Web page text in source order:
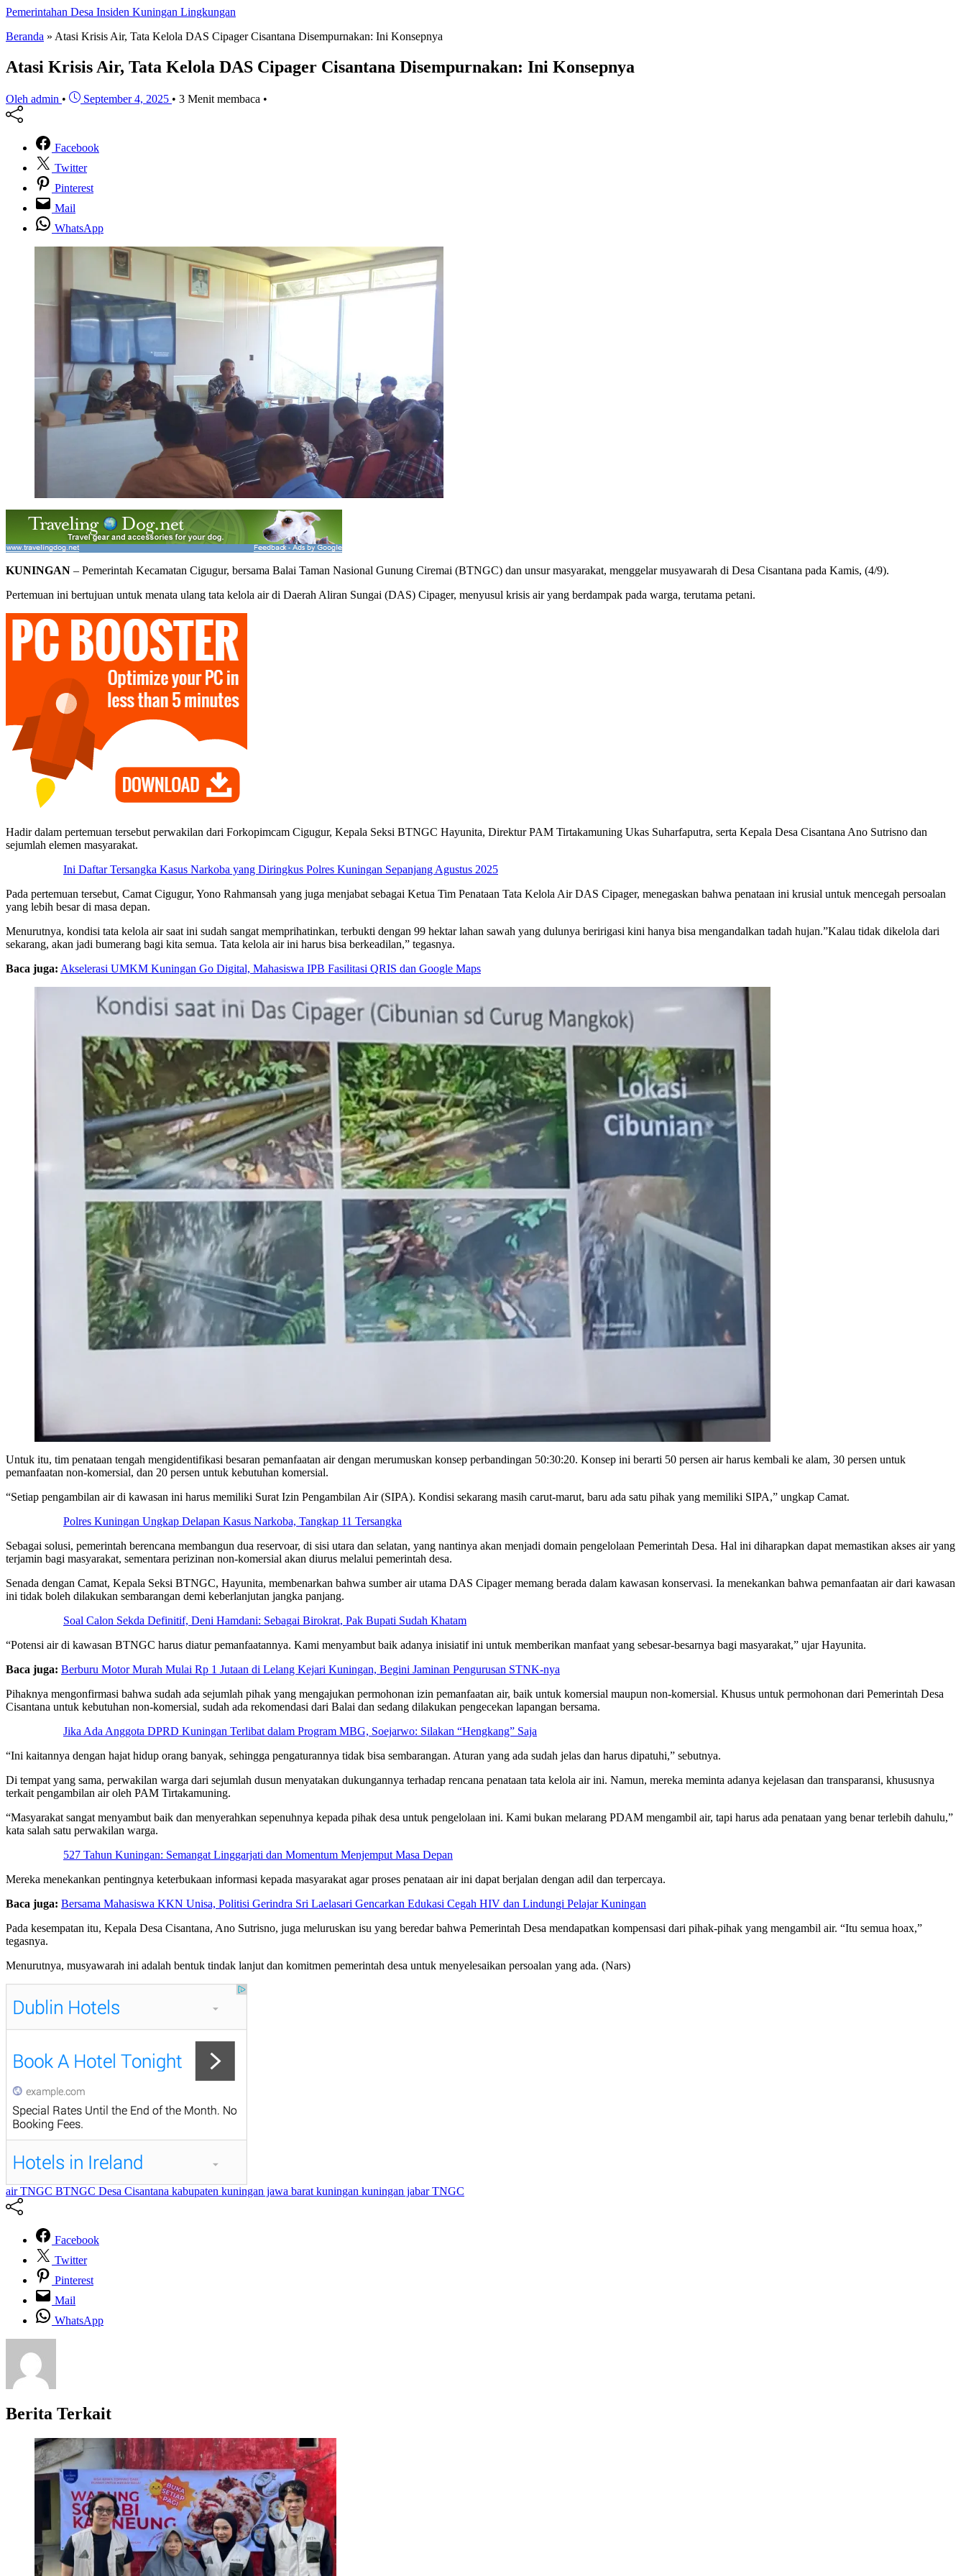
Pemerintahan Desa Insiden Kuningan Lingkungan
Beranda » Atasi Krisis Air, Tata Kelola DAS Cipager Cisantana Disempurnakan: Ini Konsepnya
Atasi Krisis Air, Tata Kelola DAS Cipager Cisantana Disempurnakan: Ini Konsepnya
Oleh admin • September 4, 2025 • 3 Menit membaca •
Facebook
Twitter
Pinterest
Mail
WhatsApp
KUNINGAN – Pemerintah Kecamatan Cigugur, bersama Balai Taman Nasional Gunung Ciremai (BTNGC) dan unsur masyarakat, menggelar musyawarah di Desa Cisantana pada Kamis, (4/9).
Pertemuan ini bertujuan untuk menata ulang tata kelola air di Daerah Aliran Sungai (DAS) Cipager, menyusul krisis air yang berdampak pada warga, terutama petani.
Hadir dalam pertemuan tersebut perwakilan dari Forkopimcam Cigugur, Kepala Seksi BTNGC Hayunita, Direktur PAM Tirtakamuning Ukas Suharfaputra, serta Kepala Desa Cisantana Ano Sutrisno dan
sejumlah elemen masyarakat.
‎Ini Daftar Tersangka Kasus Narkoba yang Diringkus Polres Kuningan Sepanjang Agustus 2025
Pada pertemuan tersebut, Camat Cigugur, Yono Rahmansah yang juga menjabat sebagai Ketua Tim Penataan Tata Kelola Air DAS Cipager, menegaskan bahwa penataan ini krusial untuk mencegah persoalan
yang lebih besar di masa depan.
Menurutnya, kondisi tata kelola air saat ini sudah sangat memprihatinkan, terbukti dengan 99 hektar lahan sawah yang dulunya beririgasi kini hanya bisa mengandalkan tadah hujan.”Kalau tidak dikelola dari
sekarang, akan jadi bumerang bagi kita semua. Tata kelola air ini harus bisa berkeadilan,” tegasnya.
Baca juga: Akselerasi UMKM Kuningan Go Digital, Mahasiswa IPB Fasilitasi QRIS dan Google Maps
Untuk itu, tim penataan tengah mengidentifikasi besaran pemanfaatan air dengan merumuskan konsep perbandingan 50:30:20. Konsep ini berarti 50 persen air harus kembali ke alam, 30 persen untuk
pemanfaatan non-komersial, dan 20 persen untuk kebutuhan komersial.
“Setiap pengambilan air di kawasan ini harus memiliki Surat Izin Pengambilan Air (SIPA). Kondisi sekarang masih carut-marut, baru ada satu pihak yang memiliki SIPA,” ungkap Camat.
‎Polres Kuningan Ungkap Delapan Kasus Narkoba, Tangkap 11 Tersangka
Sebagai solusi, pemerintah berencana membangun dua reservoar, di sisi utara dan selatan, yang nantinya akan menjadi domain pengelolaan Pemerintah Desa. Hal ini diharapkan dapat memastikan akses air yang
terjamin bagi masyarakat, sementara perizinan non-komersial akan diurus melalui pemerintah desa.
Senada dengan Camat, Kepala Seksi BTNGC, Hayunita, membenarkan bahwa sumber air utama DAS Cipager memang berada dalam kawasan konservasi. Ia menekankan bahwa pemanfaatan air dari kawasan
ini tidak boleh dilakukan sembarangan demi keberlanjutan jangka panjang.
‎Soal Calon Sekda Definitif, Deni Hamdani: Sebagai Birokrat, Pak Bupati Sudah Khatam
“Potensi air di kawasan BTNGC harus diatur pemanfaatannya. Kami menyambut baik adanya inisiatif ini untuk memberikan manfaat yang sebesar-besarnya bagi masyarakat,” ujar Hayunita.
Baca juga: Berburu Motor Murah Mulai Rp 1 Jutaan di Lelang Kejari Kuningan, Begini Jaminan Pengurusan STNK-nya
Pihaknya mengonfirmasi bahwa sudah ada sejumlah pihak yang mengajukan permohonan izin pemanfaatan air, baik untuk komersial maupun non-komersial. Khusus untuk permohonan dari Pemerintah Desa
Cisantana untuk kebutuhan non-komersial, sudah ada rekomendasi dari Balai dan sedang dilakukan pengecekan lapangan bersama.
‎Jika Ada Anggota DPRD Kuningan Terlibat dalam Program MBG, Soejarwo: Silakan “Hengkang” Saja
“Ini kaitannya dengan hajat hidup orang banyak, sehingga pengaturannya tidak bisa sembarangan. Aturan yang ada sudah jelas dan harus dipatuhi,” sebutnya.
Di tempat yang sama, perwakilan warga dari sejumlah dusun menyatakan dukungannya terhadap rencana penataan tata kelola air ini. Namun, mereka meminta adanya kejelasan dan transparansi, khususnya
terkait pengambilan air oleh PAM Tirtakamuning.
“Masyarakat sangat menyambut baik dan menyerahkan sepenuhnya kepada pihak desa untuk pengelolaan ini. Kami bukan melarang PDAM mengambil air, tapi harus ada penataan yang benar terlebih dahulu,”
kata salah satu perwakilan warga.
‎527 Tahun Kuningan: Semangat Linggarjati dan Momentum Menjemput Masa Depan
Mereka menekankan pentingnya keterbukaan informasi kepada masyarakat agar proses penataan air ini dapat berjalan dengan adil dan terpercaya.
Baca juga: Bersama Mahasiswa KKN Unisa, Politisi Gerindra Sri Laelasari Gencarkan Edukasi Cegah HIV dan Lindungi Pelajar Kuningan
Pada kesempatan itu, Kepala Desa Cisantana, Ano Sutrisno, juga meluruskan isu yang beredar bahwa Pemerintah Desa mendapatkan kompensasi dari pihak-pihak yang mengambil air. “Itu semua hoax,”
tegasnya.
Menurutnya, musyawarah ini adalah bentuk tindak lanjut dan komitmen pemerintah desa untuk menyelesaikan persoalan yang ada. (Nars)
air TNGC BTNGC Desa Cisantana kabupaten kuningan jawa barat kuningan kuningan jabarTNGC
Facebook
Twitter
Pinterest
Mail
WhatsApp
Berita Terkait